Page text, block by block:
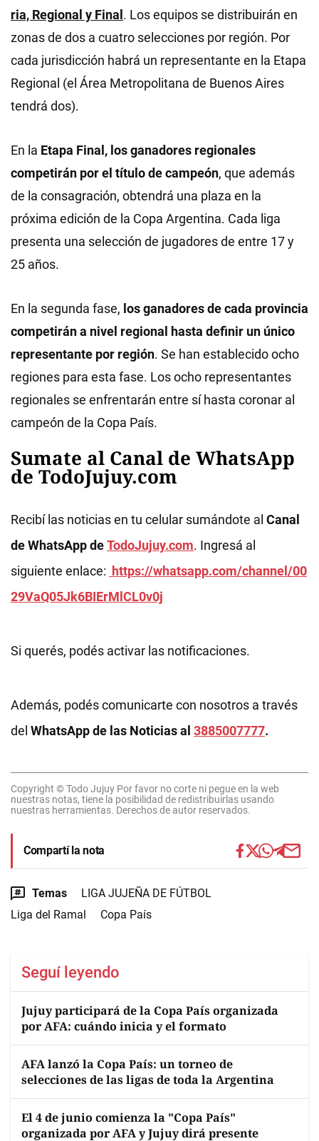
ria, Regional y Final . Los equipos se distribuirán en
zonas de dos a cuatro selecciones por región. Por
cada jurisdicción habrá un representante en la Etapa
Regional (el Área Metropolitana de Buenos Aires
tendrá dos).
En la Etapa Final, los ganadores regionales
competirán por el título de campeón, que además
de la consagración, obtendrá una plaza en la
próxima edición de la Copa Argentina. Cada liga
presenta una selección de jugadores de entre 17 y
25 años.
En la segunda fase, los ganadores de cada provincia
competirán a nivel regional hasta definir un único
representante por región. Se han establecido ocho
regiones para esta fase. Los ocho representantes
regionales se enfrentarán entre sí hasta coronar al
campeón de la Copa País.
Sumate al Canal de WhatsApp
de TodoJujuy.com
Recibí las noticias en tu celular sumándote al Canal
de WhatsApp deTodoJujuy.com. Ingresá al
siguiente enlace: https://whatsapp.com/channel/00
29VaQ05Jk6BIErMlCL0v0j
Si querés, podés activar las notificaciones.
Además, podés comunicarte con nosotros a través
del WhatsApp de las Noticias al 3885007777.
Copyright © Todo Jujuy Por favor no corte ni pegue en la web
nuestras notas, tiene la posibilidad de redistribuirlas usando
nuestras herramientas. Derechos de autor reservados.
Compartí la nota
Temas
LIGA JUJEÑA DE FÚTBOL
Liga del Ramal
Copa País
Seguí leyendo
Jujuy participará de la Copa País organizada
por AFA: cuándo inicia y el formato
AFA lanzó la Copa País: un torneo de
selecciones de las ligas de toda la Argentina
El 4 de junio comienza la "Copa País"
organizada por AFA y Jujuy dirá presente